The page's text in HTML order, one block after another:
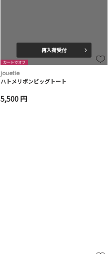
再入荷受付
jouetie
ハトメリボンビッグトート
5,500 円